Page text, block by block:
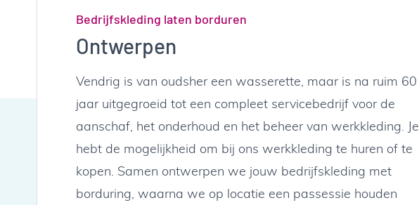
Bedrijfskleding laten borduren
Ontwerpen
Vendrig is van oudsher een wasserette, maar is na ruim 60
jaar uitgegroeid tot een compleet servicebedrijf voor de
aanschaf, het onderhoud en het beheer van werkkleding. Je
hebt de mogelijkheid om bij ons werkkleding te huren of te
kopen. Samen ontwerpen we jouw bedrijfskleding met
borduring, waarna we op locatie een passessie houden